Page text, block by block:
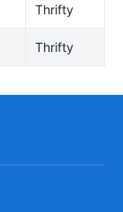
Thrifty
Thrifty